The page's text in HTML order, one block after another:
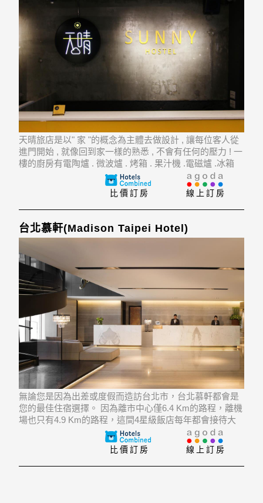
天晴旅店是以" 家 "的概念為主體去做設計 , 讓每位客人從
進門開始 , 就像回到家一樣的熟悉 , 不會有任何的壓力 ! 一
樓的廚房有電陶爐 . 微波爐 . 烤箱 . 果汁機 .電磁爐 .冰箱
.....等設備 , 讓您也可以像在家一樣親自下廚 ; 房間以上下
線上訂房
比價訂房
台北慕軒(Madison Taipei Hotel)
無論您是因為出差或度假而造訪台北市，台北慕軒都會是
您的最佳住宿選擇。 因為離市中心僅6.4 Km的路程，離機
場也只有4.9 Km的路程，這間4星級飯店每年都會接待大
量的旅客。 飯店位置優越讓旅客前往市區內的熱門景點變
線上訂房
比價訂房